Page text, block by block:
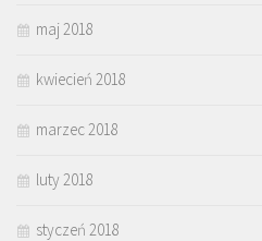
maj 2018
kwiecień 2018
marzec 2018
luty 2018
styczeń 2018